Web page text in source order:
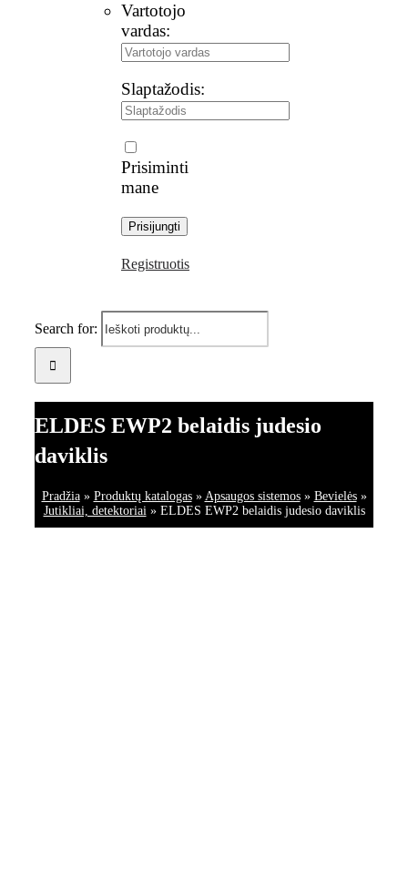
Vartotojo
vardas:
Slaptažodis:
Prisiminti
mane
Registruotis
Search for:
ELDES EWP2 belaidis judesio
daviklis
Pradžia» Produktų katalogas» Apsaugos sistemos» Bevielės»
Jutikliai, detektoriai» ELDES EWP2 belaidis judesio daviklis